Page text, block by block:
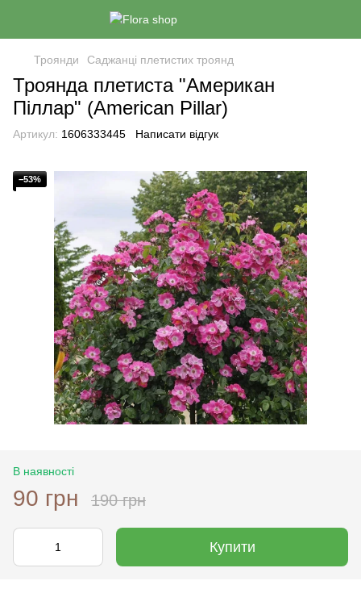
Троянди Саджанці плетистих троянд
Троянда плетиста "Американ
Піллар" (American Pillar)
Артикул: 1606333445 Написати відгук
−53%
В наявності
90 грн 190 грн
Купити